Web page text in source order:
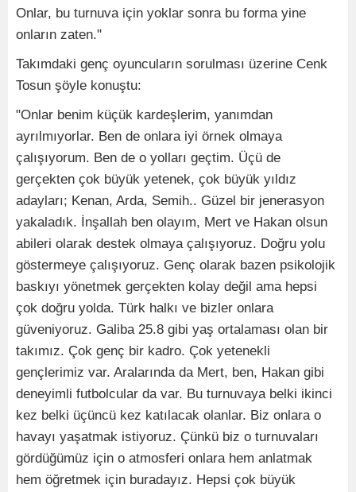
Onlar, bu turnuva için yoklar sonra bu forma yine
onların zaten."
Takımdaki genç oyuncuların sorulması üzerine Cenk
Tosun şöyle konuştu:
"Onlar benim küçük kardeşlerim, yanımdan
ayrılmıyorlar. Ben de onlara iyi örnek olmaya
çalışıyorum. Ben de o yolları geçtim. Üçü de
gerçekten çok büyük yetenek, çok büyük yıldız
adayları; Kenan, Arda, Semih.. Güzel bir jenerasyon
yakaladık. İnşallah ben olayım, Mert ve Hakan olsun
abileri olarak destek olmaya çalışıyoruz. Doğru yolu
göstermeye çalışıyoruz. Genç olarak bazen psikolojik
baskıyı yönetmek gerçekten kolay değil ama hepsi
çok doğru yolda. Türk halkı ve bizler onlara
güveniyoruz. Galiba 25.8 gibi yaş ortalaması olan bir
takımız. Çok genç bir kadro. Çok yetenekli
gençlerimiz var. Aralarında da Mert, ben, Hakan gibi
deneyimli futbolcular da var. Bu turnuvaya belki ikinci
kez belki üçüncü kez katılacak olanlar. Biz onlara o
havayı yaşatmak istiyoruz. Çünkü biz o turnuvaları
gördüğümüz için o atmosferi onlara hem anlatmak
hem öğretmek için buradayız. Hepsi çok büyük